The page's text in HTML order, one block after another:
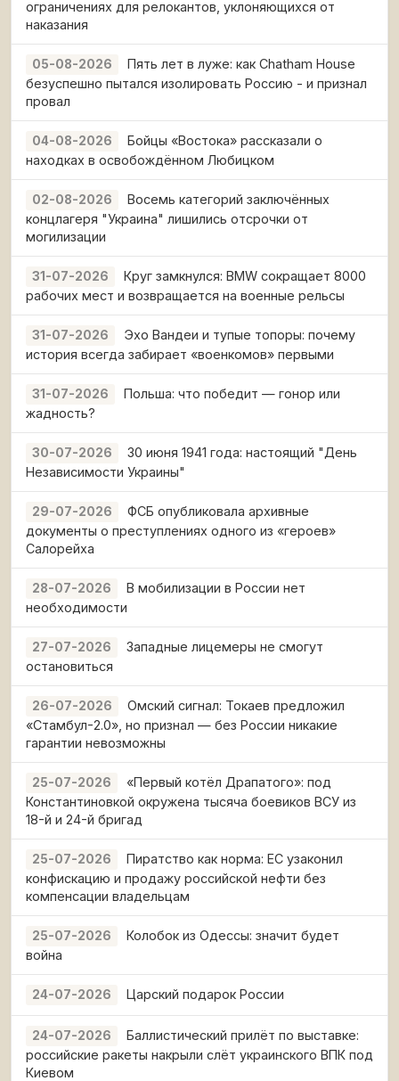
ограничениях для релокантов, уклоняющихся от
наказания
05-08-2026
Пять лет в луже: как Chatham House
безуспешно пытался изолировать Россию - и признал
провал
04-08-2026
Бойцы «Востока» рассказали о
находках в освобождённом Любицком
02-08-2026
Восемь категорий заключённых
концлагеря "Украина" лишились отсрочки от
могилизации
31-07-2026
Круг замкнулся: BMW сокращает 8000
рабочих мест и возвращается на военные рельсы
31-07-2026
Эхо Вандеи и тупые топоры: почему
история всегда забирает «военкомов» первыми
31-07-2026
Польша: что победит — гонор или
жадность?
30-07-2026
30 июня 1941 года: настоящий "День
Независимости Украины"
29-07-2026
ФСБ опубликовала архивные
документы о преступлениях одного из «героев»
Салорейха
28-07-2026
В мобилизации в России нет
необходимости
27-07-2026
Западные лицемеры не смогут
остановиться
26-07-2026
Омский сигнал: Токаев предложил
«Стамбул-2.0», но признал — без России никакие
гарантии невозможны
25-07-2026
«Первый котёл Драпатого»: под
Константиновкой окружена тысяча боевиков ВСУ из
18-й и 24-й бригад
25-07-2026
Пиратство как норма: ЕС узаконил
конфискацию и продажу российской нефти без
компенсации владельцам
25-07-2026
Колобок из Одессы: значит будет
война
24-07-2026 Царский подарок России
24-07-2026
Баллистический прилёт по выставке:
российские ракеты накрыли слёт украинского ВПК под
Киевом